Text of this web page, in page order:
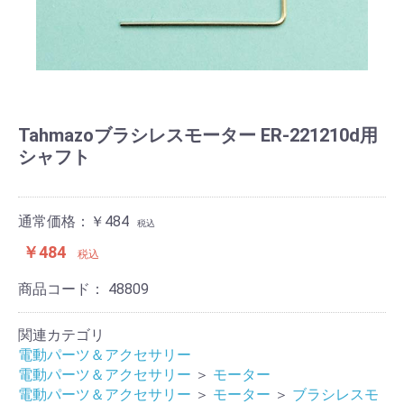
Tahmazoブラシレスモーター ER-221210d用
シャフト
通常価格：￥484 税込
￥484 税込
商品コード： 48809
関連カテゴリ
電動パーツ＆アクセサリー
電動パーツ＆アクセサリー ＞ モーター
電動パーツ＆アクセサリー ＞ モーター ＞ ブラシレスモ